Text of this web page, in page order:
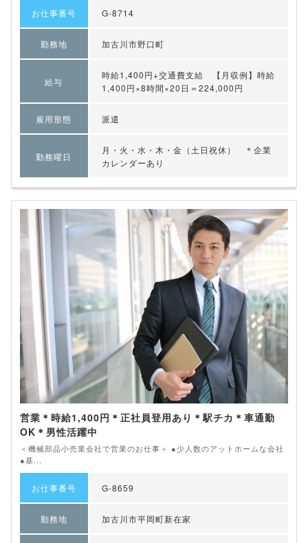
お仕事番号 G-8714
勤務地 加古川市野口町
給与
時給1,400円+交通費支給 【月収例】時給
1,400円×8時間×20日＝224,000円
雇用形態 派遣
勤務曜日
月・火・水・木・金（土日祝休） ＊企業
カレンダーあり
営業＊時給1,400円＊正社員登用あり＊駅チカ＊車通勤
OK＊男性活躍中
＜機械部品小売業会社で営業のお仕事＞ ●少人数のアットホームな会社
●基...
お仕事番号 G-8659
勤務地 加古川市平岡町新在家